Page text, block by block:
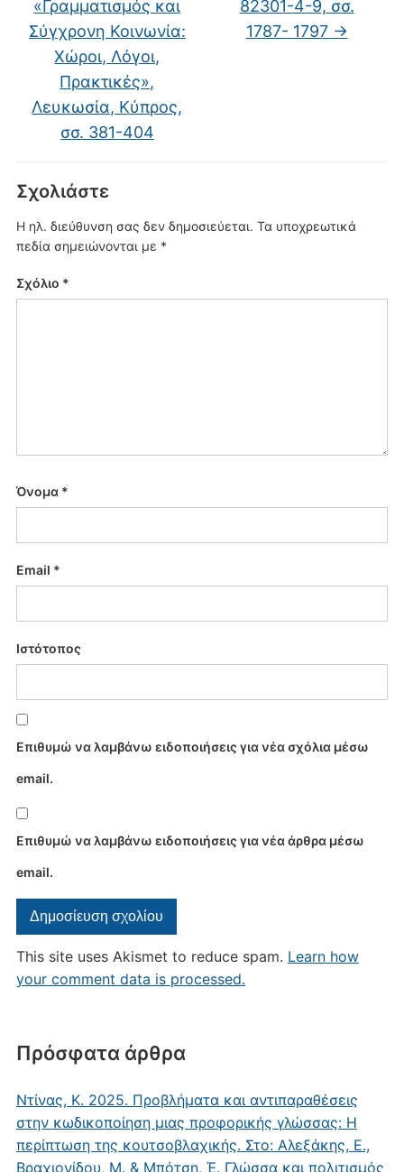
Πρόσφατα άρθρα
Ντίνας, Κ. 2025. Προβλήματα και αντιπαραθέσεις
στην κωδικοποίηση μιας προφορικής γλώσσας: Η
περίπτωση της κουτσοβλαχικής. Στο: Αλεξάκης, Ε.,
Βραχιονίδου, Μ. & Μπότση, Έ. Γλώσσα και πολιτισμός
«Γραμματισμός και
Σύγχρονη Κοινωνία:
Χώροι, Λόγοι,
Πρακτικές»,
Λευκωσία, Κύπρος,
σσ. 381-404
82301-4-9, σσ.
1787- 1797 →
Σχολιάστε
Η ηλ. διεύθυνση σας δεν δημοσιεύεται. Τα υποχρεωτικά
πεδία σημειώνονται με *
Σχόλιο *
Όνομα *
Email *
Ιστότοπος
Επιθυμώ να λαμβάνω ειδοποιήσεις για νέα σχόλια μέσω
email.
Επιθυμώ να λαμβάνω ειδοποιήσεις για νέα άρθρα μέσω
email.
This site uses Akismet to reduce spam. Learn how
your comment data is processed.